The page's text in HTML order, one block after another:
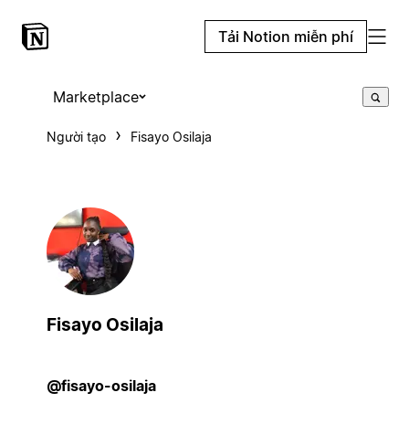
Tải Notion miễn phí
Marketplace
Người tạo Fisayo Osilaja
Fisayo Osilaja
@fisayo-osilaja